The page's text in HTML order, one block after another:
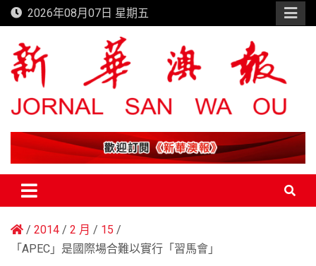
Skip
to
content
2026年08月07日 星期五
新華澳報
2014 2 月
15
「APEC」是國際場合難以實行「習馬會」